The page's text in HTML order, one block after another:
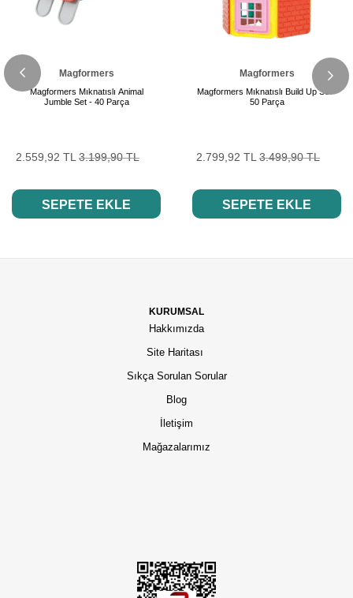
Magformers
Magformers Mıknatıslı Animal
Jumble Set - 40 Parça
2.559,92 TL 3.199,90 TL
SEPETE EKLE
Magformers
Magformers Mıknatıslı Build Up Set -
50 Parça
2.799,92 TL 3.499,90 TL
SEPETE EKLE
KURUMSAL
Hakkımızda
Site Haritası
Sıkça Sorulan Sorular
Blog
İletişim
Mağazalarımız